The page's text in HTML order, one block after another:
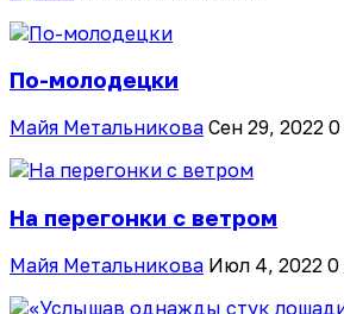
По-молодецки
Майя Метальникова Сен 29, 2022 0
На перегонки с ветром
Майя Метальникова Июл 4, 2022 0